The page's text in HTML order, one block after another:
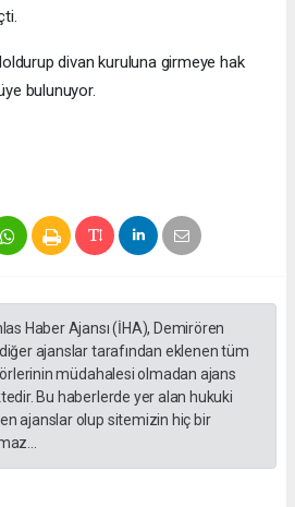
divan kuruluna girmeye hak
bulunuyor.
Haber Ajansı (İHA), Demirören
ajanslar tarafından eklenen tüm
müdahalesi olmadan ajans
Bu haberlerde yer alan hukuki
ajanslar olup sitemizin hiç bir